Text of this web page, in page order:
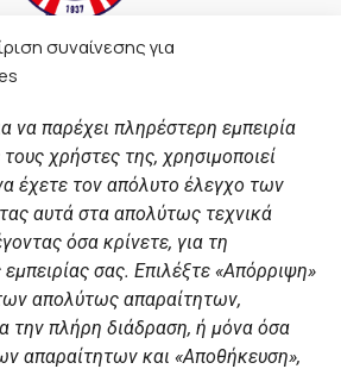
συναίνεσης για
να παρέχει πληρέστερη εμπειρία
χρήστες της, χρησιμοποιεί
έχετε τον απόλυτο έλεγχο των
αυτά στα απολύτως τεχνικά
όσα κρίνετε, για τη
σας. Επιλέξτε «Απόρριψη»
απολύτως απαραίτητων,
την πλήρη διάδραση, ή μόνα όσα
απαραίτητων και «Αποθήκευση»,
t
a
g
r
a
m
t
u
b
e
n
k
e
d
i
n